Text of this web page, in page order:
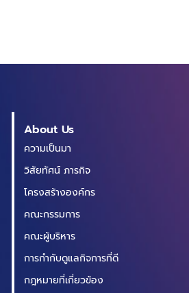
About Us
ความเป็นมา
วิสัยทัศน์ ภารกิจ
โครงสร้างองค์กร
คณะกรรมการ
คณะผู้บริหาร
การกำกับดูแลกิจการที่ดี
กฎหมายที่เกี่ยวข้อง